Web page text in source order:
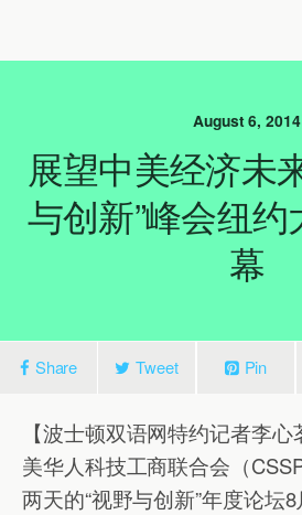
August 6, 2014
展望中美经济
与创新”峰会纽
幕
Share Tweet Pin
【波士顿双语网特约记者李
美华人科技工商联合会（
两天的“视野与创新”年度论坛